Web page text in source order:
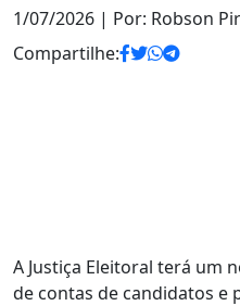
1/07/2026 | Por: Robson
Compartilhe:
A Justiça Eleitoral terá um
de contas de candidatos e